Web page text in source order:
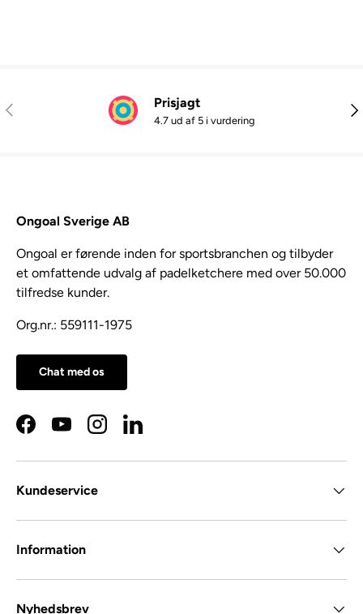
Tidligere Prisjagt
4.7 ud af 5 i vurdering
Ongoal Sverige AB
Ongoal er førende inden for sportsbranchen og tilbyder
et omfattende udvalg af padelketchere med over 50.000
tilfredse kunder.
Org.nr.: 559111-1975
Chat med os
FacebookYouTubeInstagramLinkedIn
Kundeservice
Information
Nyhedsbrev